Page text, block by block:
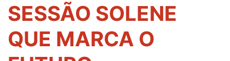
SESSÃO SOLENE
QUE MARCA O